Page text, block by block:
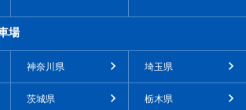
場
神奈川県 埼玉県
茨城県 栃木県